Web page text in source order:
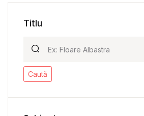
Titlu
Caută